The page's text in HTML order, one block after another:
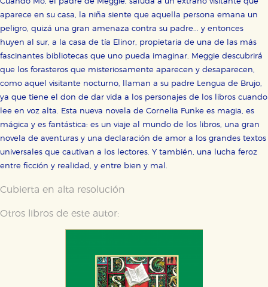
Cuando Mo, el padre de Meggie, saluda a un extraño visitante que
aparece en su casa, la niña siente que aquella persona emana un
peligro, quizá una gran amenaza contra su padre... y entonces
huyen al sur, a la casa de tía Elinor, propietaria de una de las más
fascinantes bibliotecas que uno pueda imaginar. Meggie descubrirá
que los forasteros que misteriosamente aparecen y desaparecen,
como aquel visitante nocturno, llaman a su padre Lengua de Brujo,
ya que tiene el don de dar vida a los personajes de los libros cuando
lee en voz alta. Esta nueva novela de Cornelia Funke es magia, es
mágica y es fantástica: es un viaje al mundo de los libros, una gran
novela de aventuras y una declaración de amor a los grandes textos
universales que cautivan a los lectores. Y también, una lucha feroz
entre ficción y realidad, y entre bien y mal.
Cubierta en alta resolución
Otros libros de este autor: